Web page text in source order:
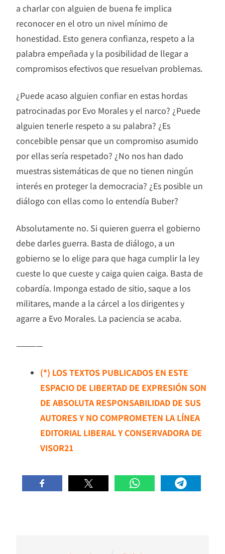
a charlar con alguien de buena fe implica
reconocer en el otro un nivel mínimo de
honestidad. Esto genera confianza, respeto a la
palabra empeñada y la posibilidad de llegar a
compromisos efectivos que resuelvan problemas.
¿Puede acaso alguien confiar en estas hordas
patrocinadas por Evo Morales y el narco? ¿Puede
alguien tenerle respeto a su palabra? ¿Es
concebible pensar que un compromiso asumido
por ellas sería respetado? ¿No nos han dado
muestras sistemáticas de que no tienen ningún
interés en proteger la democracia? ¿Es posible un
diálogo con ellas como lo entendía Buber?
Absolutamente no. Si quieren guerra el gobierno
debe darles guerra. Basta de diálogo, a un
gobierno se lo elige para que haga cumplir la ley
cueste lo que cueste y caiga quien caiga. Basta de
cobardía. Imponga estado de sitio, saque a los
militares, mande a la cárcel a los dirigentes y
agarre a Evo Morales. La paciencia se acaba.
————
(*) LOS TEXTOS PUBLICADOS EN ESTE
ESPACIO DE LIBERTAD DE EXPRESIÓN SON
DE ABSOLUTA RESPONSABILIDAD DE SUS
AUTORES Y NO COMPROMETEN LA LÍNEA
EDITORIAL LIBERAL Y CONSERVADORA DE
VISOR21